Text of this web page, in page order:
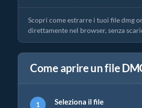
Scopri come estrarre i tuoi file dmg
direttamente nel browser, senza
Come aprire un file
Seleziona il file